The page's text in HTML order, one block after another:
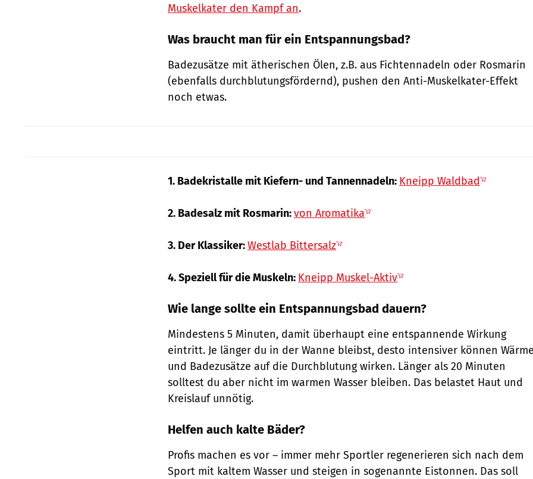
Muskelkater den Kampf an.
Was braucht man für ein Entspannungsbad?
Badezusätze mit ätherischen Ölen, z.B. aus Fichtennadeln oder Rosmarin
(ebenfalls durchblutungsfördernd), pushen den Anti-Muskelkater-Effekt
noch etwas.
1. Badekristalle mit Kiefern- und Tannennadeln: Kneipp Waldbad
2. Badesalz mit Rosmarin:von Aromatika
3. Der Klassiker:Westlab Bittersalz
4. Speziell für die Muskeln: Kneipp Muskel-Aktiv
Wie lange sollte ein Entspannungsbad dauern?
Mindestens 5 Minuten, damit überhaupt eine entspannende Wirkung
eintritt. Je länger du in der Wanne bleibst, desto intensiver können
und Badezusätze auf die Durchblutung wirken. Länger als 20 Minuten
solltest du aber nicht im warmen Wasser bleiben. Das belastet Haut und
Kreislauf unnötig.
Helfen auch kalte Bäder?
Profis machen es vor – immer mehr Sportler regenerieren sich nach dem
Sport mit kaltem Wasser und steigen in sogenannte Eistonnen. Das soll